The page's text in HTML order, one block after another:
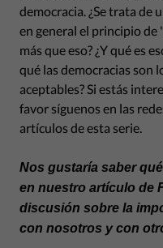
democracia. ¿Se trata de
en general el principio de
más que eso? ¿Y qué es
qué las democracias son
aceptables? Si estás
favor síguenos en las
artículos de esta serie.
Nos gustaría saber
en nuestro artículo de
discusión sobre la
con nosotros y con